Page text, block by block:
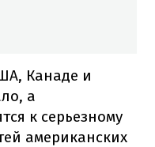
Канаде и
а
к серьезному
американских